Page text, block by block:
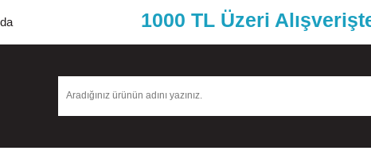
1000 TL Üzeri